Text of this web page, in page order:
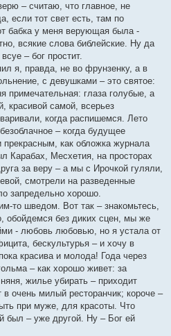
– считаю, что главное, не
если тот свет есть, там по
бабка у меня верующая была -
всякие слова библейские. Ну да
– бог простит.
я, правда, не во фрунзенку, а в
с девушками – это святое:
примечательная: глаза голубые, а
красивой самой, всерьез
когда распишемся. Лето
– когда будущее
как обложка журнала
Карабах, Месхетия, на просторах
за веру – а мы с Ирочкой гуляли,
смотрели на разведенные
запредельно хорошо.
то шведом. Вот так – знакомьтесь,
обойдемся без диких сцен, мы же
- любовь любовью, но я устала от
бескультурья – и хочу в
красива и молода! Года через
– как хорошо живет: за
жилье убирать – приходит
очень милый ресторанчик; короче –
при муже, для красоты. Что
был – уже другой. Ну – Бог ей